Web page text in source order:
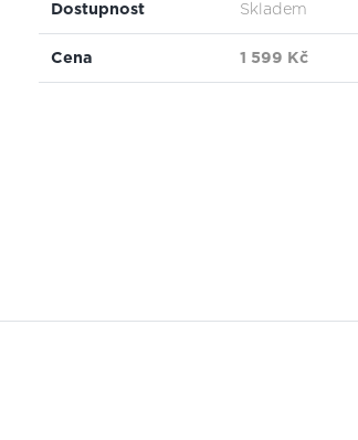
Dostupnost Skladem
Cena 1 599 Kč